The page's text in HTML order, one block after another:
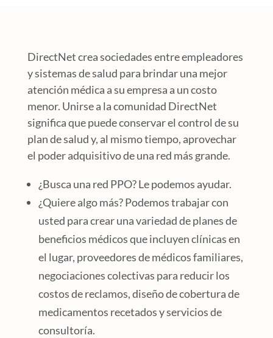
DirectNet crea sociedades entre empleadores
y sistemas de salud para brindar una mejor
atención médica a su empresa a un costo
menor. Unirse a la comunidad DirectNet
significa que puede conservar el control de su
plan de salud y, al mismo tiempo, aprovechar
el poder adquisitivo de una red más grande.
¿Busca una red PPO? Le podemos ayudar.
¿Quiere algo más? Podemos trabajar con
usted para crear una variedad de planes de
beneficios médicos que incluyen clínicas en
el lugar, proveedores de médicos familiares,
negociaciones colectivas para reducir los
costos de reclamos, diseño de cobertura de
medicamentos recetados y servicios de
consultoría.